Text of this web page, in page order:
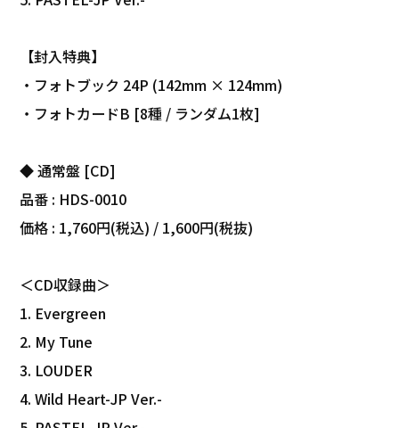
【封入特典】
・フォトブック 24P (142mm × 124mm)
・フォトカードB [8種 / ランダム1枚]
◆ 通常盤 [CD]
品番 : HDS-0010
価格 : 1,760円(税込) / 1,600円(税抜)
＜CD収録曲＞
1. Evergreen
2. My Tune
3. LOUDER
4. Wild Heart-JP Ver.-